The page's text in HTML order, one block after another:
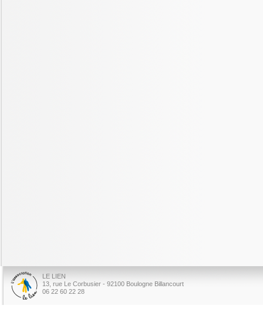
LE LIEN
13, rue Le Corbusier - 92100 Boulogne Billancourt
06 22 60 22 28